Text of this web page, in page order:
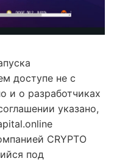
доступе не с
и о разработчиках
указано,
CRYPTO
под